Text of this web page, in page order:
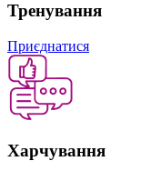
Тренування
Приєднатися
Харчування